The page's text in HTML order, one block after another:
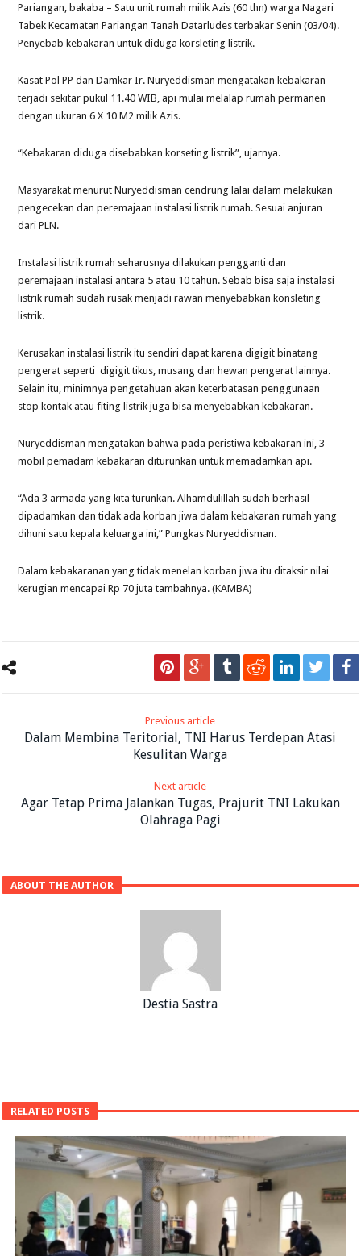
Pariangan, bakaba – Satu unit rumah milik Azis (60 thn) warga Nagari
Tabek Kecamatan Pariangan Tanah Datarludes terbakar Senin (03/04).
Penyebab kebakaran untuk diduga korsleting listrik.
Kasat Pol PP dan Damkar Ir. Nuryeddisman mengatakan kebakaran
terjadi sekitar pukul 11.40 WIB, api mulai melalap rumah permanen
dengan ukuran 6 X 10 M2 milik Azis.
“Kebakaran diduga disebabkan korseting listrik”, ujarnya.
Masyarakat menurut Nuryeddisman cendrung lalai dalam melakukan
pengecekan dan peremajaan instalasi listrik rumah. Sesuai anjuran
dari PLN.
Instalasi listrik rumah seharusnya dilakukan pengganti dan
peremajaan instalasi antara 5 atau 10 tahun. Sebab bisa saja instalasi
listrik rumah sudah rusak menjadi rawan menyebabkan konsleting
listrik.
Kerusakan instalasi listrik itu sendiri dapat karena digigit binatang
pengerat seperti digigit tikus, musang dan hewan pengerat lainnya.
Selain itu, minimnya pengetahuan akan keterbatasan penggunaan
stop kontak atau fiting listrik juga bisa menyebabkan kebakaran.
Nuryeddisman mengatakan bahwa pada peristiwa kebakaran ini, 3
mobil pemadam kebakaran diturunkan untuk memadamkan api.
“Ada 3 armada yang kita turunkan. Alhamdulillah sudah berhasil
dipadamkan dan tidak ada korban jiwa dalam kebakaran rumah yang
dihuni satu kepala keluarga ini,” Pungkas Nuryeddisman.
Dalam kebakaranan yang tidak menelan korban jiwa itu ditaksir nilai
kerugian mencapai Rp 70 juta tambahnya. (KAMBA)
Previous article
Dalam Membina Teritorial, TNI Harus Terdepan Atasi
Kesulitan Warga
Next article
Agar Tetap Prima Jalankan Tugas, Prajurit TNI Lakukan
Olahraga Pagi
ABOUT THE AUTHOR
Destia Sastra
RELATED POSTS